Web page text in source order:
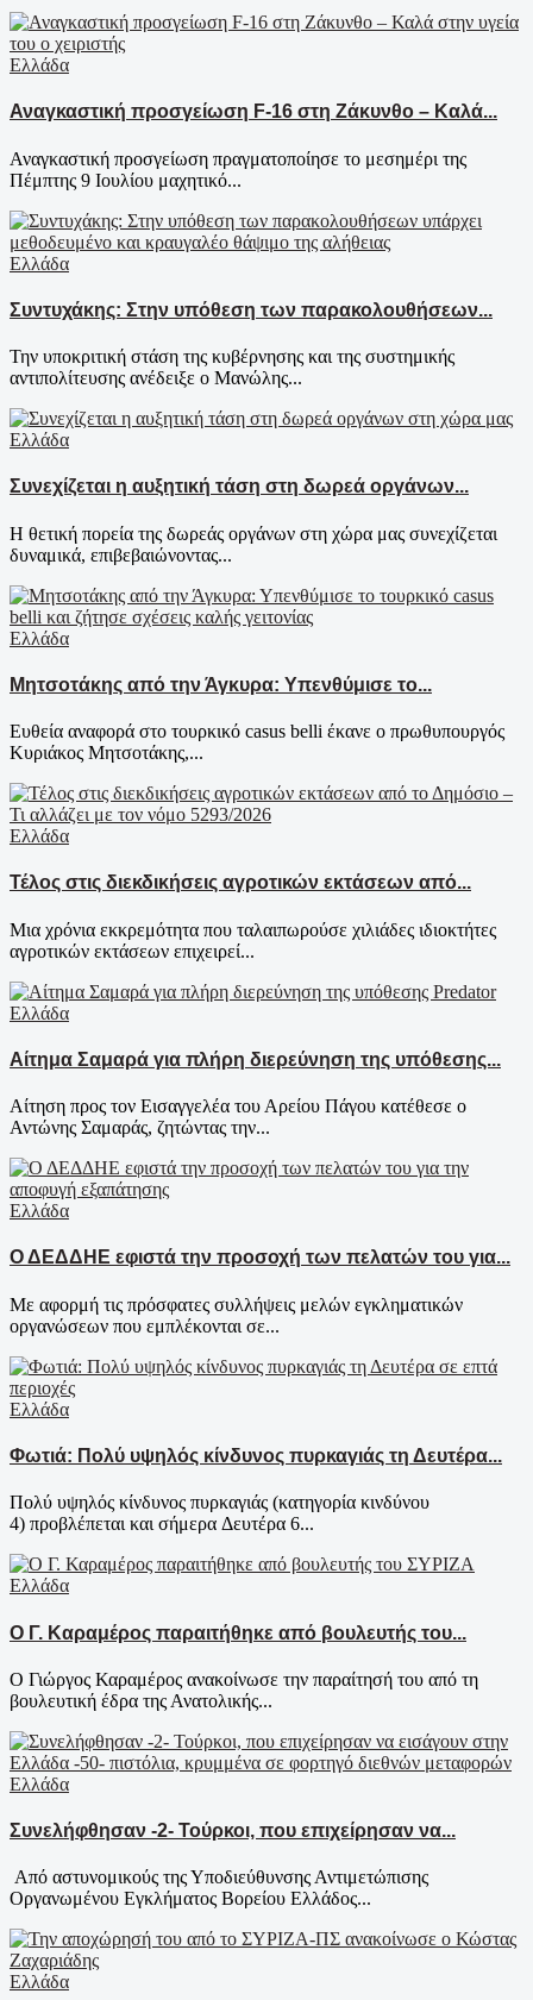
Ελλάδα
Αναγκαστική προσγείωση F-16 στη Ζάκυνθο – Καλά...
Αναγκαστική προσγείωση πραγματοποίησε το μεσημέρι της
Πέμπτης 9 Ιουλίου μαχητικό...
Ελλάδα
Συντυχάκης: Στην υπόθεση των παρακολουθήσεων...
Την υποκριτική στάση της κυβέρνησης και της συστημικής
αντιπολίτευσης ανέδειξε ο Μανώλης...
Ελλάδα
Συνεχίζεται η αυξητική τάση στη δωρεά οργάνων...
Η θετική πορεία της δωρεάς οργάνων στη χώρα μας συνεχίζεται
δυναμικά, επιβεβαιώνοντας...
Ελλάδα
Μητσοτάκης από την Άγκυρα: Υπενθύμισε το...
Ευθεία αναφορά στο τουρκικό casus belli έκανε ο πρωθυπουργός
Κυριάκος Μητσοτάκης,...
Ελλάδα
Τέλος στις διεκδικήσεις αγροτικών εκτάσεων από...
Μια χρόνια εκκρεμότητα που ταλαιπωρούσε χιλιάδες ιδιοκτήτες
αγροτικών εκτάσεων επιχειρεί...
Ελλάδα
Αίτημα Σαμαρά για πλήρη διερεύνηση της υπόθεσης...
Αίτηση προς τον Εισαγγελέα του Αρείου Πάγου κατέθεσε ο
Αντώνης Σαμαράς, ζητώντας την...
Ελλάδα
Ο ΔΕΔΔΗΕ εφιστά την προσοχή των πελατών του για...
Με αφορμή τις πρόσφατες συλλήψεις μελών εγκληματικών
οργανώσεων που εμπλέκονται σε...
Ελλάδα
Φωτιά: Πολύ υψηλός κίνδυνος πυρκαγιάς τη Δευτέρα...
Πολύ υψηλός κίνδυνος πυρκαγιάς (κατηγορία κινδύνου
4) προβλέπεται και σήμερα Δευτέρα 6...
Ελλάδα
Ο Γ. Καραμέρος παραιτήθηκε από βουλευτής του...
Ο Γιώργος Καραμέρος ανακοίνωσε την παραίτησή του από τη
βουλευτική έδρα της Ανατολικής...
Ελλάδα
Συνελήφθησαν -2- Τούρκοι, που επιχείρησαν να...
Από αστυνομικούς της Υποδιεύθυνσης Αντιμετώπισης
Οργανωμένου Εγκλήματος Βορείου Ελλάδος...
Ελλάδα